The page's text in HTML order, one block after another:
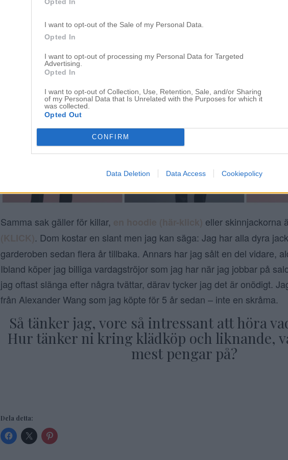
I want to opt-out of the Sale of my Personal Data.
Opted In
I want to opt-out of processing my Personal Data for Targeted
Advertising.
Opted In
I want to opt-out of Collection, Use, Retention, Sale, and/or Sharing
of my Personal Data that Is Unrelated with the Purposes for which it
was collected.
Opted Out
CONFIRM
Data Deletion Data Access Cookiepolicy
Samma sak gäller för killar, eller skinnjackorna
. Dom kostar en slant men jag kan säga: Jag har alla dyra
garderoben sedan flera år tillbaka. Annars har jag sålt en del vidare,
Ibland köper jag billiga vardagströjor som jag har när jag jobbar på
jag oftast slänga efter några tvättar, därav tycker jag det är onödigt.
från Alexander Wang som jag köpte för 5 år sedan – inte en skråma.
Så tänker jag, vore så intressant att höra
Hur tänker ni kring klädköp och liknande,
mest pengar på?
Dela detta: